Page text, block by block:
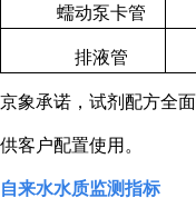
蠕动泵卡管
排液管
京象承诺，试剂配方全
供客户配置使用。
自来水水质监测指标